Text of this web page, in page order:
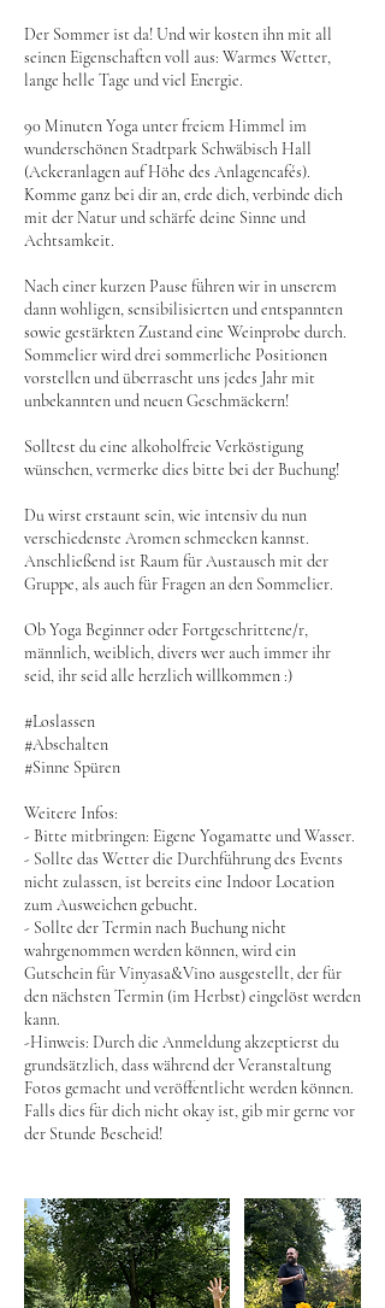
Der Sommer ist da! Und wir kosten ihn mit all
seinen Eigenschaften voll aus: Warmes Wetter,
lange helle Tage und viel Energie.
90 Minuten Yoga unter freiem Himmel im
wunderschönen Stadtpark Schwäbisch Hall
(Ackeranlagen auf Höhe des Anlagencafés).
Komme ganz bei dir an, erde dich, verbinde dich
mit der Natur und schärfe deine Sinne und
Achtsamkeit.
Nach einer kurzen Pause führen wir in unserem
dann wohligen, sensibilisierten und entspannten
sowie gestärkten Zustand eine Weinprobe durch.
Sommelier wird drei sommerliche Positionen
vorstellen und überrascht uns jedes Jahr mit
unbekannten und neuen Geschmäckern!
Solltest du eine alkoholfreie Verköstigung
wünschen, vermerke dies bitte bei der Buchung!
Du wirst erstaunt sein, wie intensiv du nun
verschiedenste Aromen schmecken kannst.
Anschließend ist Raum für Austausch mit der
Gruppe, als auch für Fragen an den Sommelier.
Ob Yoga Beginner oder Fortgeschrittene/r,
männlich, weiblich, divers wer auch immer ihr
seid, ihr seid alle herzlich willkommen :)
#Loslassen
#Abschalten
#Sinne Spüren
Weitere Infos:
- Bitte mitbringen: Eigene Yogamatte und Wasser.
- Sollte das Wetter die Durchführung des Events
nicht zulassen, ist bereits eine Indoor Location
zum Ausweichen gebucht.
- Sollte der Termin nach Buchung nicht
wahrgenommen werden können, wird ein
Gutschein für Vinyasa&Vino ausgestellt, der für
den nächsten Termin (im Herbst) eingelöst werden
kann.
-Hinweis: Durch die Anmeldung akzeptierst du
grundsätzlich, dass während der Veranstaltung
Fotos gemacht und veröffentlicht werden können.
Falls dies für dich nicht okay ist, gib mir gerne vor
der Stunde Bescheid!